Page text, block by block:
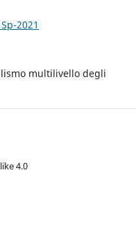
2021
multilivello degli
4.0